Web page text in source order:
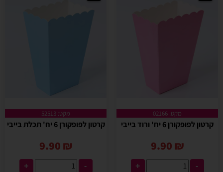
מקט: 02166
קרטון לפופקורן 6 יח' ורוד בייבי
9.90 ₪
-
+
מקט: 52513
קרטון לפופקורן 6 יח' תכלת בייבי
9.90 ₪
-
+